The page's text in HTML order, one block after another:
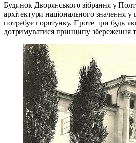
Будинок Дворянського зібрання у
архітектури національного значення у
потребує порятунку. Проте при будь-
дотримуватися принципу збереження